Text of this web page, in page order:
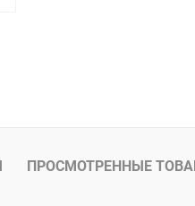
ПРОСМОТРЕННЫЕ